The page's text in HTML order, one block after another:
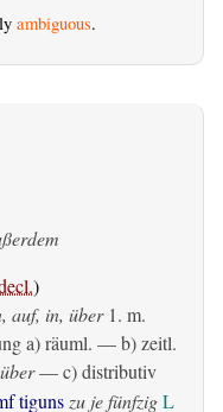
ambiguous.
)
auf, in, über1. m.
a)räuml. — b)zeitl.
— c)distributiv
tiguns zu je fünfzigL